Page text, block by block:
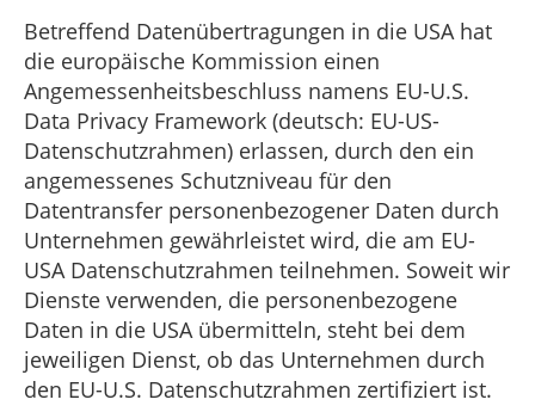
Betreffend Datenübertragungen in die USA hat
die europäische Kommission einen
Angemessenheitsbeschluss namens EU-U.S.
Data Privacy Framework (deutsch: EU-US-
Datenschutzrahmen) erlassen, durch den ein
angemessenes Schutzniveau für den
Datentransfer personenbezogener Daten durch
Unternehmen gewährleistet wird, die am EU-
USA Datenschutzrahmen teilnehmen. Soweit wir
Dienste verwenden, die personenbezogene
Daten in die USA übermitteln, steht bei dem
jeweiligen Dienst, ob das Unternehmen durch
den EU-U.S. Datenschutzrahmen zertifiziert ist.